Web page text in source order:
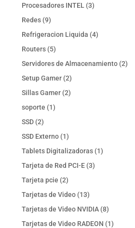
Procesadores INTEL 33
Redes 99
productos
Refrigeracion Liquida 44
Routers 55
productos
Servidores de Almacenamiento 22
Setup Gamer 22
productos
Sillas Gamer 22
soporte 11
SSD 22
productos
SSD Externo 11
producto
Tablets Digitalizadoras 11
Tarjeta de Red PCI-E 33
Tarjeta pcie 22
productos
Tarjetas de Video 1313
productos
Tarjetas de Video NVIDIA 88
productos
Tarjetas de Video RADEON 11